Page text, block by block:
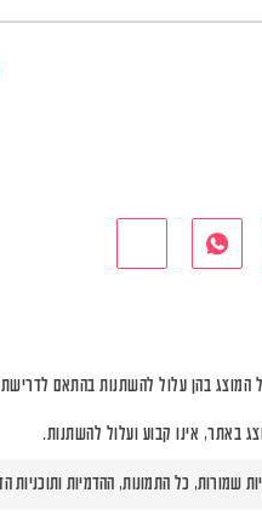
בהן עלול להשתנות בהתאם
באתר, אינו קבוע ועלול להשתנות.